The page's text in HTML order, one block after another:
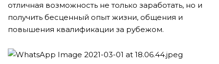
отличная возможность не только заработать, но и
получить бесценный опыт жизни, общения и
повышения квалификации за рубежом.